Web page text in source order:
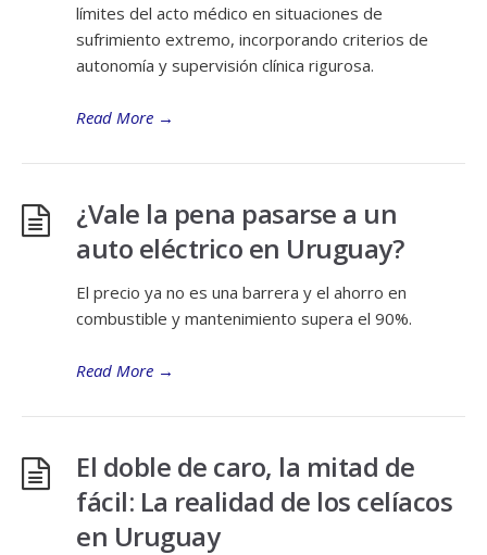
límites del acto médico en situaciones de
sufrimiento extremo, incorporando criterios de
autonomía y supervisión clínica rigurosa.
Read More →
¿Vale la pena pasarse a un
auto eléctrico en Uruguay?
El precio ya no es una barrera y el ahorro en
combustible y mantenimiento supera el 90%.
Read More →
El doble de caro, la mitad de
fácil: La realidad de los celíacos
en Uruguay